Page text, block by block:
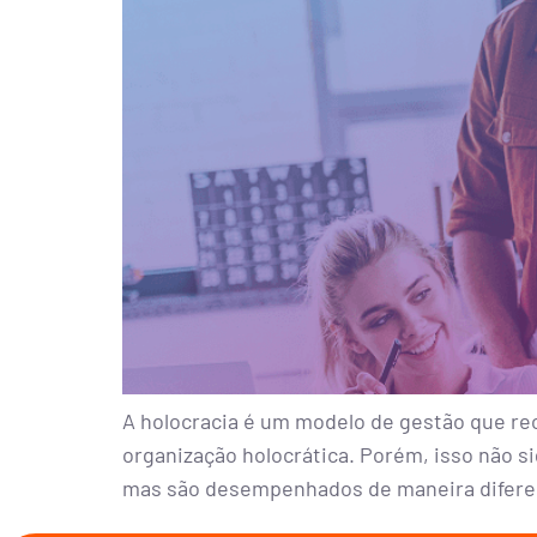
A holocracia é um modelo de gestão que
organização holocrática. Porém, isso não
mas são desempenhados de maneira